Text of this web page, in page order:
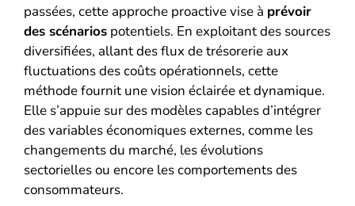
passées, cette approche proactive vise à prévoir
des scénarios potentiels. En exploitant des sources
diversifiées, allant des flux de trésorerie aux
fluctuations des coûts opérationnels, cette
méthode fournit une vision éclairée et dynamique.
Elle s’appuie sur des modèles capables d’intégrer
des variables économiques externes, comme les
changements du marché, les évolutions
sectorielles ou encore les comportements des
consommateurs.